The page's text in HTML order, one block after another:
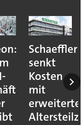
Hensoldt
setzt
auf
Bosch-